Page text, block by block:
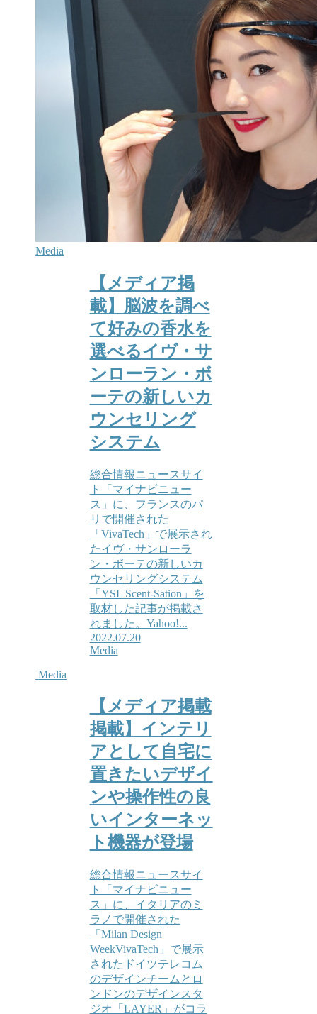
Media
【メディア掲
載】脳波を調べ
て好みの香水を
選べるイヴ・サ
ンローラン・ボ
ーテの新しいカ
ウンセリング
システム
総合情報ニュースサイ
ト「マイナビニュー
ス」に、フランスのパ
リで開催された
「VivaTech」で展示され
たイヴ・サンローラ
ン・ボーテの新しいカ
ウンセリングシステム
「YSL Scent-Sation」を
取材した記事が掲載さ
れました。Yahoo!...
2022.07.20
Media
Media
【メディア掲載
掲載】インテリ
アとして自宅に
置きたいデザイ
ンや操作性の良
いインターネッ
ト機器が登場
総合情報ニュースサイ
ト「マイナビニュー
ス」に、イタリアのミ
ラノで開催された
「Milan Design
WeekVivaTech」で展示
されたドイツテレコム
のデザインチームとロ
ンドンのデザインスタ
ジオ「LAYER」がコラ